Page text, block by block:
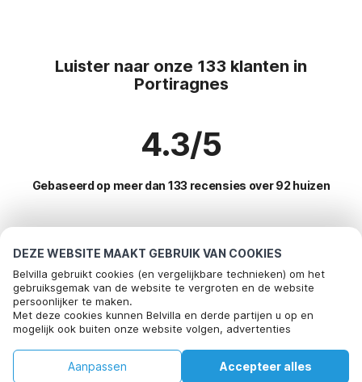
DEZE WEBSITE MAAKT GEBRUIK VAN COOKIES
Belvilla gebruikt cookies (en vergelijkbare technieken) om het
gebruiksgemak van de website te vergroten en de website
persoonlijker te maken.
Met deze cookies kunnen Belvilla en derde partijen u op en
mogelijk ook buiten onze website volgen, advertenties
social media.
Door op "accepteren" te klikken gaat u hiermee akkoord. Meer
Accepteer alles
Aanpassen
Luister naar onze 133 klanten in
Portiragnes
4.3/5
Gebaseerd op meer dan 133 recensies over 92 huizen
Meest populaire bestemmingen voor
vakantie
Top steden met top voorzieningen voor vakantie
Vakantie appartementen arques
Kindvriendelijke vakantiehuizen fleury
Kindvriendelijke vakantiehuizen vinassan
Populaire voorzieningen voor vakantie in Portiragnes
Kindvriendelijke vakantiehuizen
Populaire steden voor vakantie in Languedoc-roussillon